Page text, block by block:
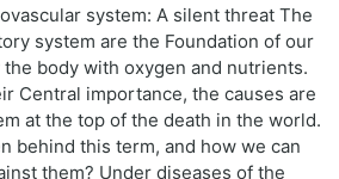
system: A silent threat The
system are the Foundation of our
body with oxygen and nutrients.
Central importance, the causes are
at the top of the death in the world.
behind this term, and how we can
them? Under diseases of the